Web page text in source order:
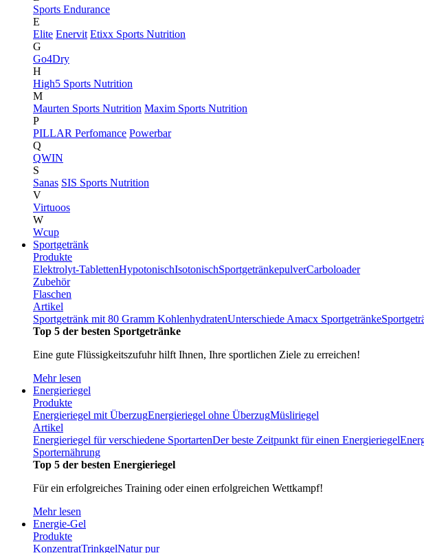
Sports Endurance
E
Elite Enervit Etixx Sports Nutrition
G
Go4Dry
H
High5 Sports Nutrition
M
Maurten Sports Nutrition Maxim Sports Nutrition
P
PILLAR Perfomance Powerbar
Q
QWIN
S
Sanas SIS Sports Nutrition
V
Virtuoos
W
Wcup
Sportgetränk
Produkte
Elektrolyt-TablettenHypotonischIsotonischSportgetränkepulverCarboloader
Zubehör
Flaschen
Artikel
Sportgetränk mit 80 Gramm KohlenhydratenUnterschiede Amacx Sportgetränke
Top 5 der besten Sportgetränke
Eine gute Flüssigkeitszufuhr hilft Ihnen, Ihre sportlichen Ziele zu erreichen!
Mehr lesen
Energieriegel
Produkte
Energieriegel mit ÜberzugEnergieriegel ohne ÜberzugMüsliriegel
Artikel
Energieriegel für verschiedene SportartenDer beste Zeitpunkt für einen Energieriegel
Sporternährung
Top 5 der besten Energieriegel
Für ein erfolgreiches Training oder einen erfolgreichen Wettkampf!
Mehr lesen
Energie-Gel
Produkte
KonzentratTrinkgelNatur pur